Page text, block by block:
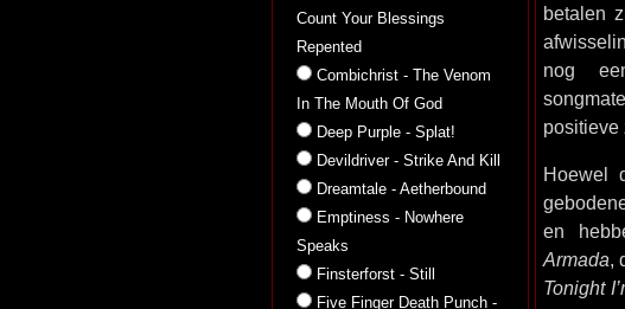
Count Your Blessings
Repented
Combichrist - The Venom
In The Mouth Of God
Deep Purple - Splat!
Devildriver - Strike And Kill
Dreamtale - Aetherbound
Emptiness - Nowhere
Speaks
Finsterforst - Still
Five Finger Death Punch -
betalen
nog
positieve
Hoewel
en
Armada,
Tonight